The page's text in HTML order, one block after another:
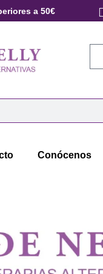
a 50€
Conócenos